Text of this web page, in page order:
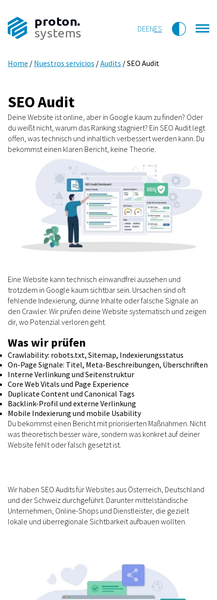
proton.
systems DEENES
Home / Nuestros servicios /Audits /SEO Audit
SEO Audit
Deine Website ist online, aber in Google kaum zu finden? Oder
du weißt nicht, warum das Ranking stagniert? Ein SEO Audit legt
offen, was technisch und inhaltlich verbessert werden kann. Du
bekommst einen klaren Bericht, keine Theorie.
Eine Website kann technisch einwandfrei aussehen und
trotzdem in Google kaum sichtbar sein. Ursachen sind oft
fehlende Indexierung, dünne Inhalte oder falsche Signale an
den Crawler. Wir prüfen deine Website systematisch und zeigen
dir, wo Potenzial verloren geht.
Was wir prüfen
Crawlability: robots.txt, Sitemap, Indexierungsstatus
On-Page Signale: Titel, Meta-Beschreibungen, Überschriften
Interne Verlinkung und Seitenstruktur
Core Web Vitals und Page Experience
Duplicate Content und Canonical Tags
Backlink-Profil und externe Verlinkung
Mobile Indexierung und mobile Usability
Du bekommst einen Bericht mit priorisierten Maßnahmen. Nicht
was theoretisch besser wäre, sondern was konkret auf deiner
Website fehlt oder falsch gesetzt ist.
Wir haben SEO Audits für Websites aus Österreich, Deutschland
und der Schweiz durchgeführt. Darunter mittelständische
Unternehmen, Online-Shops und Dienstleister, die gezielt
lokale und überregionale Sichtbarkeit aufbauen wollten.